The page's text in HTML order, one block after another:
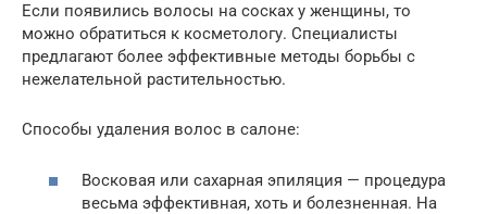
Если появились волосы на сосках у женщины, то
можно обратиться к косметологу. Специалисты
предлагают более эффективные методы борьбы с
нежелательной растительностью.
Способы удаления волос в салоне:
Восковая или сахарная эпиляция — процедура
весьма эффективная, хоть и болезненная. На